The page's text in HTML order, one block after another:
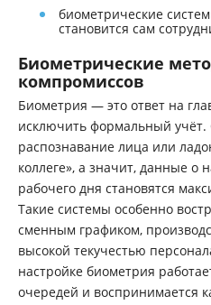
биометрические
становится сам
Биометрические
компромиссов
Биометрия — это ответ на
исключить формальный учёт.
распознавание лица или
коллеге», а значит, данные о
рабочего дня становятся
Такие системы особенно
сменным графиком,
высокой текучестью
настройке биометрия
очередей и воспринимается